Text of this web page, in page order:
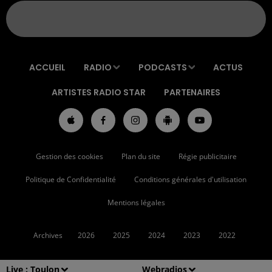
Live : Toulon Webradios
ACCUEIL RADIO PODCASTS ACTUS
ARTISTES RADIO STAR PARTENAIRES
Gestion des cookies Plan du site Régie publicitaire
Politique de Confidentialité Conditions générales d'utilisation
Mentions légales
Archives 2026 2025 2024 2023 2022